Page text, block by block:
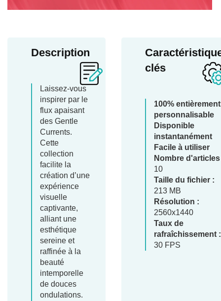
Description
Laissez-vous
inspirer par le
flux apaisant
des Gentle
Currents.
Cette
collection
facilite la
création d’une
expérience
visuelle
captivante,
alliant une
esthétique
sereine et
raffinée à la
beauté
intemporelle
de douces
ondulations.
clés
100% entièrement
personnalisable
Disponible
instantanément
Facile à utiliser
Nombre
10
Taille du fichier :
213 MB
Résolution :
2560x1440
Taux de
rafraîchissement :
30 FPS